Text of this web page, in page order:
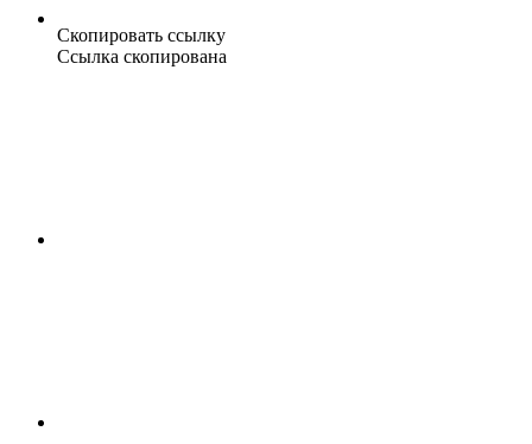
Скопировать ссылку
Ссылка скопирована